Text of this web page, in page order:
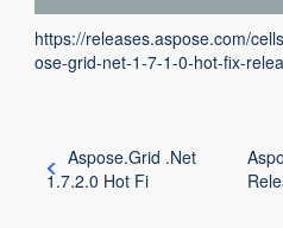
https://releases.aspose.com/
ose-grid-net-1-7-1-0-hot-fix-
Aspose.Grid .Net
1.7.2.0 Hot Fi